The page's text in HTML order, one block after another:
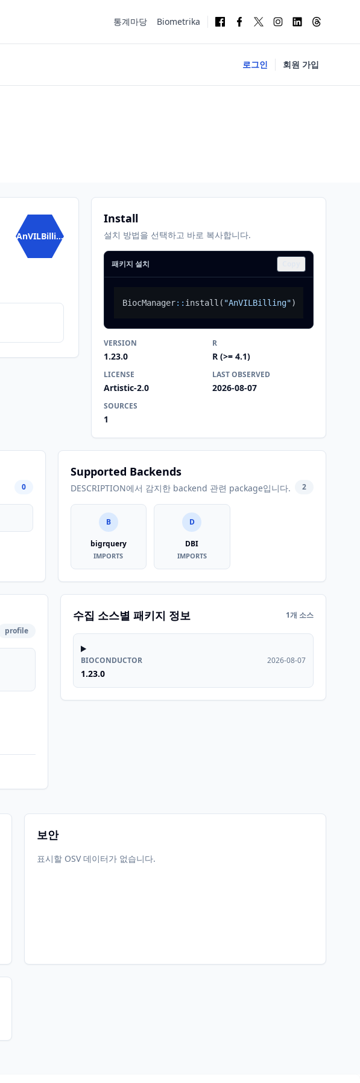
통계마당 Biometrika
로그인 회원 가입
AnVILBilli...
Install
설치 방법을 선택하고 바로 복사합니다.
패키지 설치
BiocManager:: install ( "AnVILBilling")
VERSION
1.23.0
R
R (>= 4.1)
LICENSE
Artistic-2.0
LAST OBSERVED
2026-08-07
SOURCES
1
0
Supported Backends
DESCRIPTION에서 감지한 backend 관련 package입니다. 2
B
bigrquery
IMPORTS
D
DBI
IMPORTS
profile
수집 소스별 패키지 정보 1개 소스
BIOCONDUCTOR
1.23.0
2026-08-07
보안
표시할 OSV 데이터가 없습니다.